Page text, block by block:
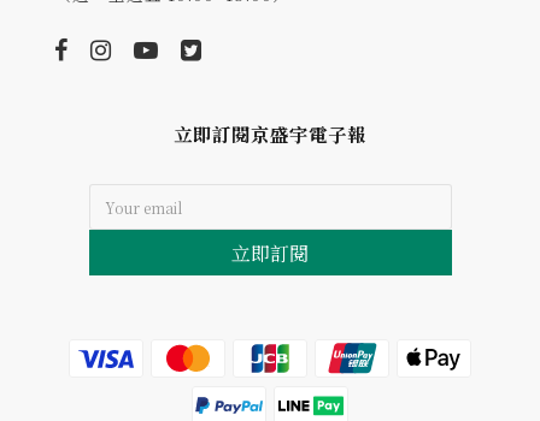
立即訂閱京盛宇電子報
立即訂閱